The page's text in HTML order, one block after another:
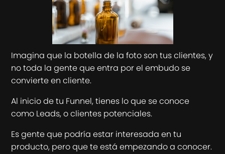
Imagina que la botella de la foto son tus clientes, y
no toda la gente que entra por el embudo se
convierte en cliente.
Al inicio de tu Funnel, tienes lo que se conoce
como Leads, o clientes potenciales.
Es gente que podría estar interesada en tu
producto, pero que te está empezando a conocer.